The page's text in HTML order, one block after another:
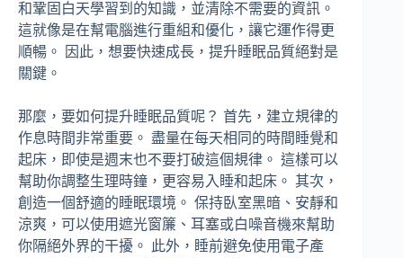
和鞏固白天學習到的知識，並清除不需要的資訊。
這就像是在幫電腦進行重組和優化，讓它運作得更
順暢。 因此，想要快速成長，提升睡眠品質絕對是
關鍵。
那麼，要如何提升睡眠品質呢？ 首先，建立規律的
作息時間非常重要。 盡量在每天相同的時間睡覺和
起床，即使是週末也不要打破這個規律。 這樣可以
幫助你調整生理時鐘，更容易入睡和起床。 其次，
創造一個舒適的睡眠環境。 保持臥室黑暗、安靜和
涼爽，可以使用遮光窗簾、耳塞或白噪音機來幫助
你隔絕外界的干擾。 此外，睡前避免使用電子產